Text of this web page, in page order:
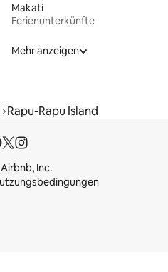
Makati
Ferienunterkünfte
Mehr anzeigen
Rapu-Rapu Island
Inc.